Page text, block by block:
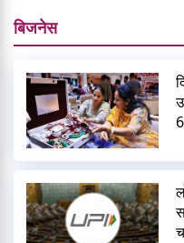
बिजनेस